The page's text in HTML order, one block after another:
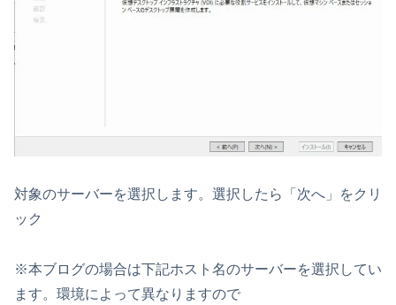
対象のサーバーを選択します。選択したら「次へ」をクリ
ック
※本ブログの場合は下記ホスト名のサーバーを選択してい
ます。環境によって異なりますので